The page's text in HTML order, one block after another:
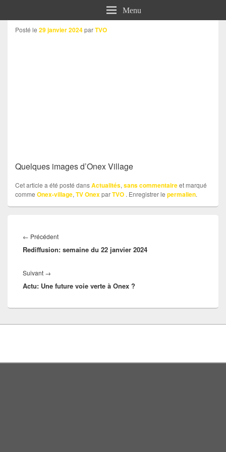
Menu
Posté le 29 janvier 2024parTVO
Quelques images d’Onex Village
Cet article a été posté dansActualités, sans commentaireet marqué
comme Onex-village, TV OnexparTVO . Enregistrer le permalien.
de
← PrécédentArticle
précédent :
Rediffusion: semaine du 22 janvier 2024
Suivant →
suivant :
Actu: Une future voie verte à Onex ?